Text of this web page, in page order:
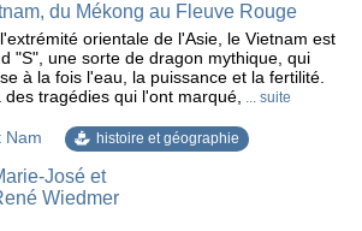
du Mékong au Fleuve Rouge
orientale de l'Asie, le Vietnam est
"S", une sorte de dragon mythique, qui
à la fois l'eau, la puissance et la fertilité.
des tragédies qui l'ont marqué,
... suite
Nam histoire et géographie
José et
Wiedmer